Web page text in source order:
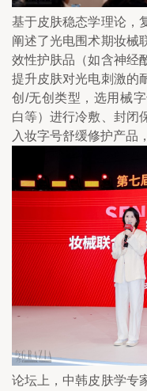
基于皮肤稳态学理论，
阐述了光电围术期妆械
效性护肤品（如含神经
提升皮肤对光电刺激的
创/无创类型，选用械
白等）进行冷敷、封闭
入妆字号舒缓修护产品
论坛上，中韩皮肤学专